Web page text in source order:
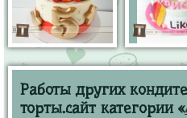
Работы других
торты.сайт категории «